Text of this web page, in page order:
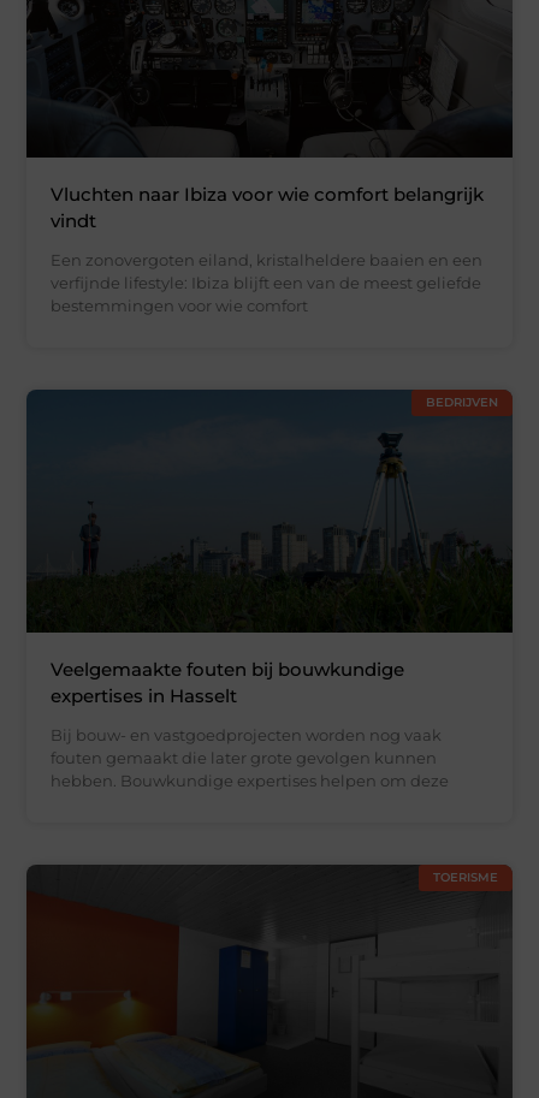
Vluchten naar Ibiza voor wie comfort belangrijk
vindt
Een zonovergoten eiland, kristalheldere baaien en een
verfijnde lifestyle: Ibiza blijft een van de meest geliefde
bestemmingen voor wie comfort
BEDRIJVEN
Veelgemaakte fouten bij bouwkundige
expertises in Hasselt
Bij bouw- en vastgoedprojecten worden nog vaak
fouten gemaakt die later grote gevolgen kunnen
hebben. Bouwkundige expertises helpen om deze
TOERISME